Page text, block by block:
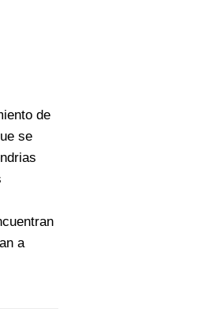
de
se
a